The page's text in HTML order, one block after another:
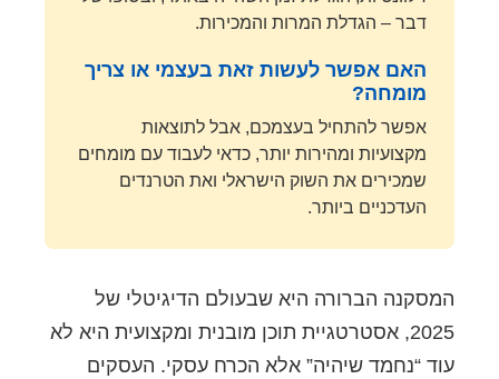
דבר – הגדלת המרות והמכירות.
האם אפשר לעשות זאת בעצמי או צריך
מומחה?
אפשר להתחיל בעצמכם, אבל לתוצאות
מקצועיות ומהירות יותר, כדאי לעבוד עם מומחים
שמכירים את השוק הישראלי ואת הטרנדים
העדכניים ביותר.
המסקנה הברורה היא שבעולם הדיגיטלי של
2025, אסטרטגיית תוכן מובנית ומקצועית היא לא
עוד “נחמד שיהיה” אלא הכרח עסקי. העסקים